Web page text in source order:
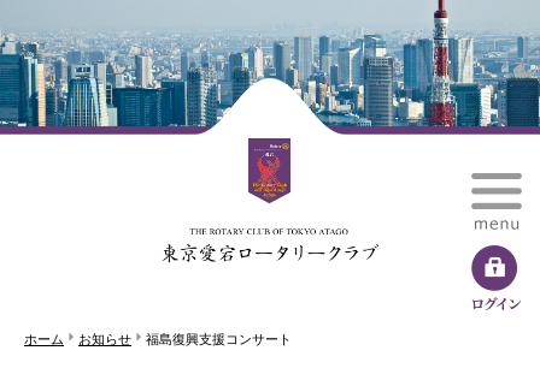
ホーム お知らせ 福島復興支援コンサート